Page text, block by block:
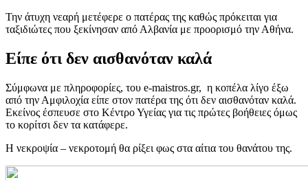
Την άτυχη νεαρή μετέφερε ο πατέρας της καθώς πρόκειται για
ταξιδιώτες που ξεκίνησαν από Αλβανία με προορισμό την Αθήνα.
Είπε ότι δεν αισθανόταν καλά
Σύμφωνα με πληροφορίες, του e-maistros.gr, η κοπέλα λίγο έξω
από την Αμφιλοχία είπε στον πατέρα της ότι δεν αισθανόταν καλά.
Εκείνος έσπευσε στο Κέντρο Υγείας για τις πρώτες βοήθειες όμως
το κορίτσι δεν τα κατάφερε.
Η νεκροψία – νεκροτομή θα ρίξει φως στα αίτια του θανάτου της.